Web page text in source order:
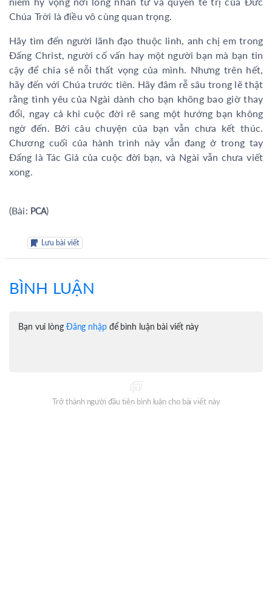
Chúa Trời là điều vô cùng quan trọng.
Hãy tìm đến người lãnh đạo thuộc linh, anh chị em trong
Đấng Christ, người cố vấn hay một người bạn mà bạn tin
cậy để chia sẻ nỗi thất vọng của mình. Nhưng trên hết,
hãy đến với Chúa trước tiên. Hãy đâm rễ sâu trong lẽ thật
rằng tình yêu của Ngài dành cho bạn không bao giờ thay
đổi, ngay cả khi cuộc đời rẽ sang một hướng bạn không
ngờ đến. Bởi câu chuyện của bạn vẫn chưa kết thúc.
Chương cuối của hành trình này vẫn đang ở trong tay
Đấng là Tác Giả của cuộc đời bạn, và Ngài vẫn chưa viết
xong.
(Bài: PCA)
Lưu bài viết
BÌNH LUẬN
Bạn vui lòng Đăng nhậpđể bình luận bài viết này
Trở thành người đầu tiên bình luận cho bài viết này